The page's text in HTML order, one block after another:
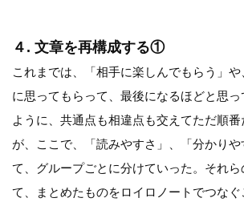
４. 文章を再構成する①
これまでは、「相手に楽しんでもらう」
に思ってもらって、最後になるほどと思っ
ように、共通点も相違点も交えてただ順
が、ここで、「読みやすさ」、「分かりや
て、グループごとに分けていった。それ
て、まとめたものをロイロノートでつな